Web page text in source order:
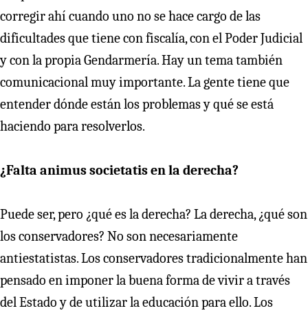
corregir ahí cuando uno no se hace cargo de las
dificultades que tiene con fiscalía, con el Poder Judicial
y con la propia Gendarmería. Hay un tema también
comunicacional muy importante. La gente tiene que
entender dónde están los problemas y qué se está
haciendo para resolverlos.
¿Falta animus societatis en la derecha?
Puede ser, pero ¿qué es la derecha? La derecha, ¿qué son
los conservadores? No son necesariamente
antiestatistas. Los conservadores tradicionalmente han
pensado en imponer la buena forma de vivir a través
del Estado y de utilizar la educación para ello. Los